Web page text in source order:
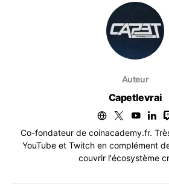
Auteur
Capetlevrai
Co-fondateur de coinacademy.fr.
YouTube et Twitch en complément
couvrir l'écosystème